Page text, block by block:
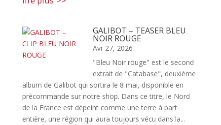
GALIBOT – TEASER BLEU
NOIR ROUGE
Avr 27, 2026
"Bleu Noir rouge" est le second
extrait de "Catabase", deuxième
album de Galibot qui sortira le 8 mai, disponible en
précommande sur notre shop. Dans ce titre, le Nord
de la France est dépeint comme une terre à part
entière, une région qui aura toujours vécu dans la...